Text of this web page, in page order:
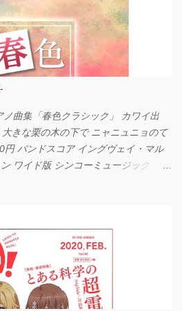
曲集「春色クラシック」 カワイ出
きな栗の木の下で ニャニュニョのて
バンドスコア イングヴェイ・マル
ワイド版 シンコーミュージック